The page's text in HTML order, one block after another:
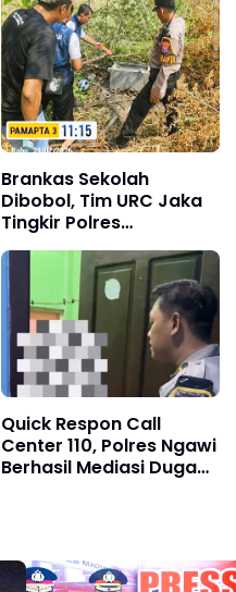
Brankas Sekolah
Dibobol, Tim URC Jaka
Tingkir Polres
Lamongan Ringkus
Pelaku dalam Hitungan
Jam
Quick Respon Call
Center 110, Polres Ngawi
Berhasil Mediasi Dugaan